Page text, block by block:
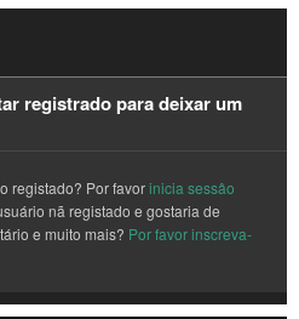
registrado para deixar um
registado? Por favorinicia sessâo
nã registado e gostaria de
e muito mais? Por favor inscreva-